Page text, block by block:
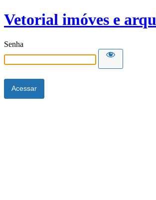
Vetorial imóves e
Senha